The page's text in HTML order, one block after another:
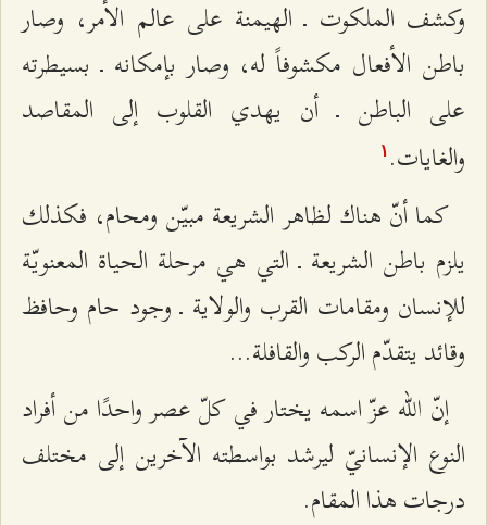
وكشف الملكوت ـ الهيمنة على عالم الأمر، وصار
باطن الأفعال مكشوفاً له، وصار بإمكانه ـ بسيطرته
على الباطن ـ أن يهدي القلوب إلى المقاصد
والغايات‌. ۱
كما أنّ هناك لظاهر الشريعة مبيّن ومحام، فكذلك
يلزم باطن الشريعة ـ التي هي مرحلة الحياة المعنويّة
للإنسان ومقامات القرب والولاية ـ وجود حام وحافظ
وقائد يتقدّم الركب والقافلة...
إنّ الله عزّ اسمه يختار في كلّ عصر واحدًا من أفراد
النوع الإنسانيّ ليرشد بواسطته الآخرين إلى مختلف
درجات هذا المقام.